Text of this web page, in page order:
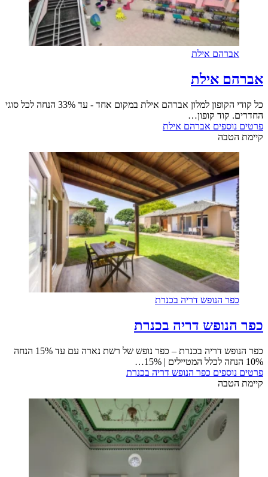
אברהם אילת
אברהם אילת
כל קודי הקופון למלון אברהם אילת במקום אחד - עד 33% הנחה לכל סוגי
החדרים. קוד קופון…
פרטים נוספים אברהם אילת
קיימת הטבה
כפר הנופש דריה בכנרת
כפר הנופש דריה בכנרת
כפר הנופש דריה בכנרת – כפר נופש של רשת נארה עם עד 15% הנחה
10% הנחה לכלל המטיילים | 15%…
פרטים נוספים כפר הנופש דריה בכנרת
קיימת הטבה